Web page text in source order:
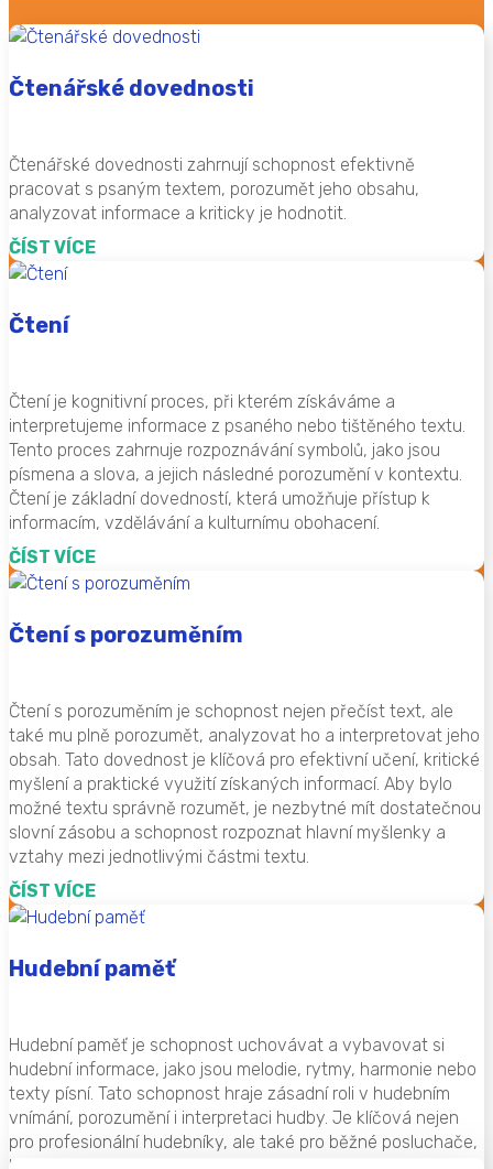
Čtenářské dovednosti
Čtenářské dovednosti zahrnují schopnost efektivně
pracovat s psaným textem, porozumět jeho obsahu,
analyzovat informace a kriticky je hodnotit.
ČÍST VÍCE
Čtení
Čtení je kognitivní proces, při kterém získáváme a
interpretujeme informace z psaného nebo tištěného textu.
Tento proces zahrnuje rozpoznávání symbolů, jako jsou
písmena a slova, a jejich následné porozumění v kontextu.
Čtení je základní dovedností, která umožňuje přístup k
informacím, vzdělávání a kulturnímu obohacení.
ČÍST VÍCE
Čtení s porozuměním
Čtení s porozuměním je schopnost nejen přečíst text, ale
také mu plně porozumět, analyzovat ho a interpretovat jeho
obsah. Tato dovednost je klíčová pro efektivní učení, kritické
myšlení a praktické využití získaných informací. Aby bylo
možné textu správně rozumět, je nezbytné mít dostatečnou
slovní zásobu a schopnost rozpoznat hlavní myšlenky a
vztahy mezi jednotlivými částmi textu.
ČÍST VÍCE
Hudební paměť
Hudební paměť je schopnost uchovávat a vybavovat si
hudební informace, jako jsou melodie, rytmy, harmonie nebo
texty písní. Tato schopnost hraje zásadní roli v hudebním
vnímání, porozumění i interpretaci hudby. Je klíčová nejen
pro profesionální hudebníky, ale také pro běžné posluchače,